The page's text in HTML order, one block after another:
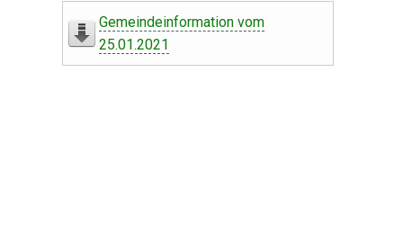
Gemeindeinformation vom
25.01.2021